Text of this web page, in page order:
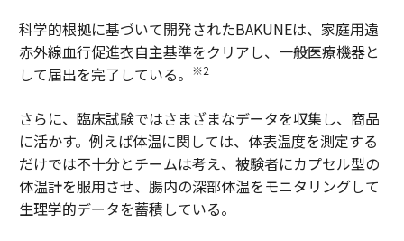
科学的根拠に基づいて開発されたBAKUNEは、家庭用遠
赤外線血行促進衣自主基準をクリアし、一般医療機器と
して届出を完了している。
※2
さらに、臨床試験ではさまざまなデータを収集し、商品
に活かす。例えば体温に関しては、体表温度を測定する
だけでは不十分とチームは考え、被験者にカプセル型の
体温計を服用させ、腸内の深部体温をモニタリングして
生理学的データを蓄積している。